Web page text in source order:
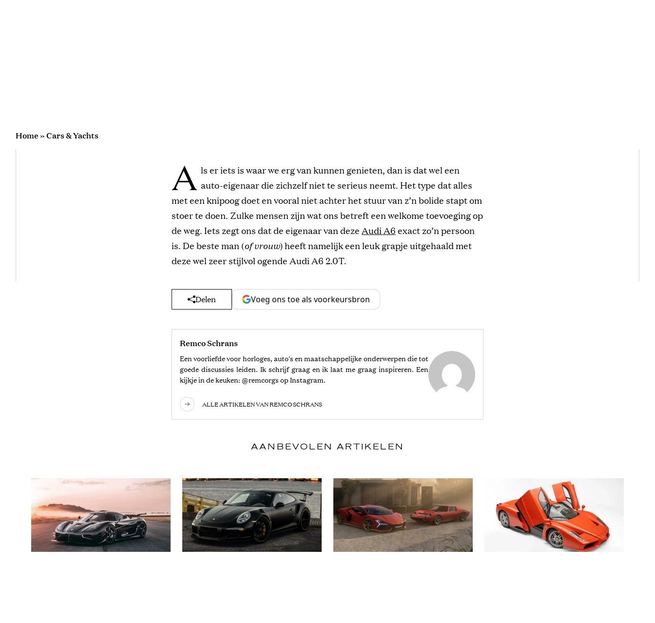
Home»Cars & Yachts
A ls er iets is waar we erg van kunnen genieten, dan is dat wel een
auto-eigenaar die zichzelf niet te serieus neemt. Het type dat alles
met een knipoog doet en vooral niet achter het stuur van z’n bolide stapt om
stoer te doen. Zulke mensen zijn wat ons betreft een welkome toevoeging op
de weg. Iets zegt ons dat de eigenaar van deze Audi A6exact zo’n persoon
is. De beste man (of vrouw) heeft namelijk een leuk grapje uitgehaald met
deze wel zeer stijlvol ogende Audi A6 2.0T.
Delen Voeg ons toe als voorkeursbron
Remco Schrans
Een voorliefde voor horloges, auto's en maatschappelijke onderwerpen die tot
goede discussies leiden. Ik schrijf graag en ik laat me graag inspireren. Een
kijkje in de keuken: @remcorgs op Instagram.
ALLE ARTIKELEN VAN REMCO SCHRANS
AANBEVOLEN ARTIKELEN